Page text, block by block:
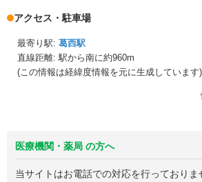
アクセス・駐車場
最寄り駅: 葛西駅
直線距離: 駅から南に約960m
(この情報は経緯度情報を元に生成しています)
医療機関・薬局 の方へ
当サイトはお電話での対応を行っておりま